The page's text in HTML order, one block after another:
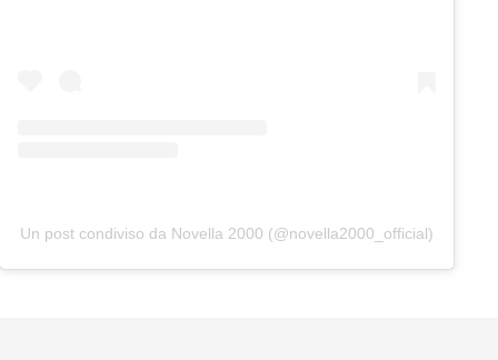
Un post condiviso da Novella 2000 (@novella2000_official)